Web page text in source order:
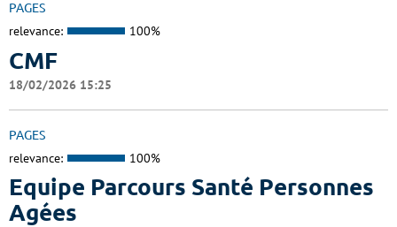
PAGES
relevance: 100%
CMF
18/02/2026 15:25
PAGES
relevance: 100%
Equipe Parcours Santé Personnes
Agées